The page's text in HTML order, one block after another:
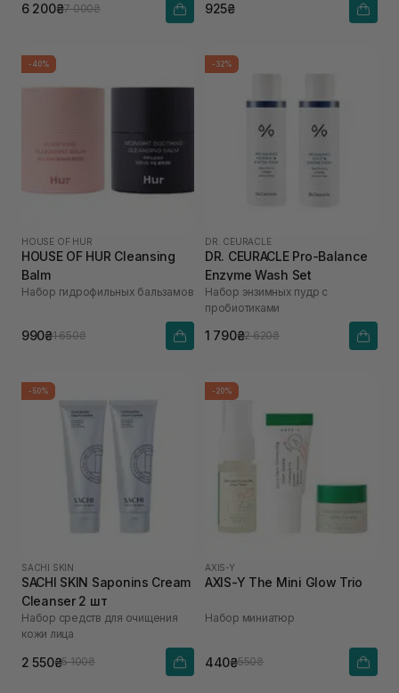
6 200₴7 000₴ 925₴
-40%
HOUSE OF HUR
HOUSE OF HUR Cleansing
Balm
Набор гидрофильных бальзамов
990₴1 650₴
-32%
DR. CEURACLE
DR. CEURACLE Pro-Balance
Enzyme Wash Set
Набор энзимных пудр с
пробиотиками
1 790₴2 620₴
-50%
SACHI SKIN
SACHI SKIN Saponins Cream
Cleanser 2 шт
Набор средств для очищения
кожи лица
2 550₴5 100₴
-20%
AXIS-Y
AXIS-Y The Mini Glow Trio
Набор миниатюр
440₴550₴